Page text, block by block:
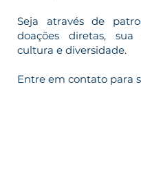
Seja através de
doações diretas, sua
cultura e diversidade.
Entre em contato para